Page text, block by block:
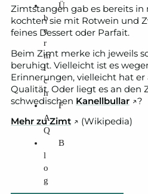
Ü
b
e
r
m
i
c
h
F
A
Q
B
l
o
g
Zimtstangen gab es bereits
kochten sie mit Rotwein und
feines Dessert oder Parfait.
Beim Zimt merke ich jeweils
beruhigt. Vielleicht ist es
Erinnerungen, vielleicht hat
Qualität. Oder liegt es an den
schwedischen Kanellbullar ↗️?
Mehr zu Zimt ↗️ (Wikipedia)